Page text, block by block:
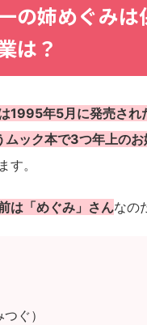
の姉めぐみは
は？
1995年5月に発売さ
ック本で3つ年上のお
す。
は「めぐみ」さんなの
ぐ）